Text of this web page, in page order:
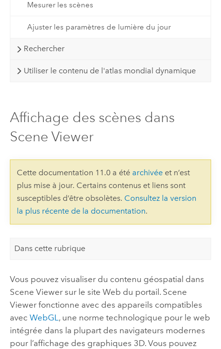
Mesurer les scènes
Ajuster les paramètres de lumière du jour
Rechercher
Utiliser le contenu de l'atlas mondial dynamique
Affichage des scènes dans
Scene Viewer
Cette documentation 11.0 a été archivéeet n’est
plus mise à jour. Certains contenus et liens sont
susceptibles d’être obsolètes. Consultez la version
la plus récente de la documentation.
Dans cette rubrique
Vous pouvez visualiser du contenu géospatial dans
Scene Viewersur le site Web du portail. Scene
Viewerfonctionne avec des appareils compatibles
avec WebGL, une norme technologique pour le web
intégrée dans la plupart des navigateurs modernes
pour l’affichage des graphiques 3D. Vous pouvez